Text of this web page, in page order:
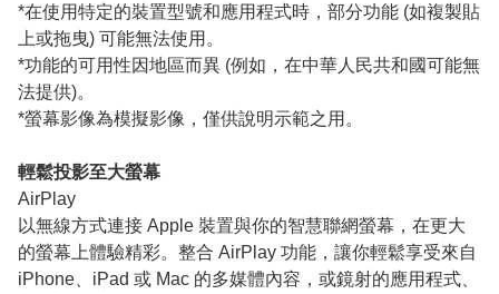
*在使用特定的裝置型號和應用程式時，部分功能 (如複製貼
上或拖曳) 可能無法使用。
*功能的可用性因地區而異 (例如，在中華人民共和國可能無
法提供)。
*螢幕影像為模擬影像，僅供說明示範之用。
輕鬆投影至大螢幕
AirPlay
以無線方式連接 Apple 裝置與你的智慧聯網螢幕，在更大
的螢幕上體驗精彩。整合 AirPlay 功能，讓你輕鬆享受來自
iPhone、iPad 或 Mac 的多媒體內容，或鏡射的應用程式、